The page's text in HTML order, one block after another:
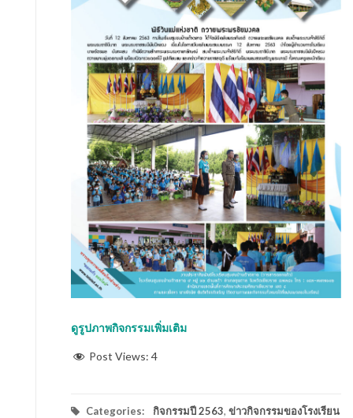
ดูรูปภาพกิจกรรมเพิ่มเติม
Post Views: 4
Categories: กิจกรรมปี 2563, ข่าวกิจกรรมของโรงเรียน